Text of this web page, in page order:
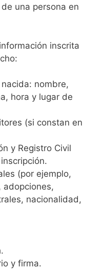
una persona en
inscrita
nombre,
hora y lugar de
(si constan en
y Registro Civil
(por ejemplo,
adopciones,
nacionalidad,
y firma.